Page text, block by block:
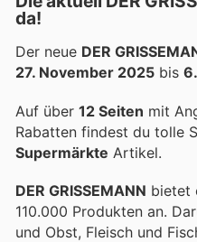
da!
Der neue DER
27. November 2025 bis
Auf über 12 Seiten mit
Rabatten findest du tolle
Supermärkte Artikel.
DER GRISSEMANN bietet
110.000 Produkten an.
und Obst, Fleisch und